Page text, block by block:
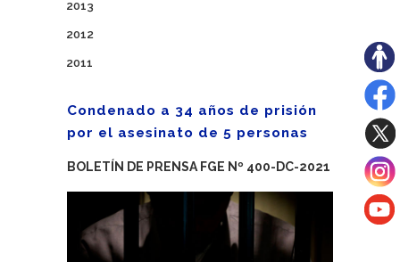
2013
2012
2011
Condenado a 34 años de prisión
por el asesinato de 5 personas
BOLETÍN DE PRENSA FGE Nº 400-DC-2021